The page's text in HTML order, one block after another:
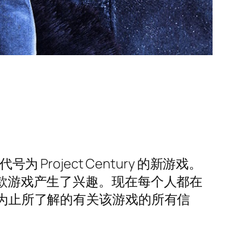
号为 Project Century 的新游戏。
戏产生了兴趣。现在每个人都在
止所了解的有关该游戏的所有信